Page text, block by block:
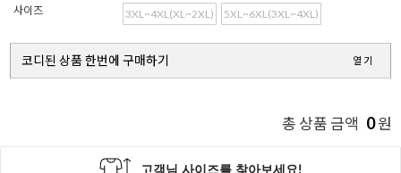
사이즈 3XL~4XL(XL~2XL) 5XL~6XL(3XL~4XL)
코디된 상품 한번에 구매하기 열기
총 상품 금액 0원